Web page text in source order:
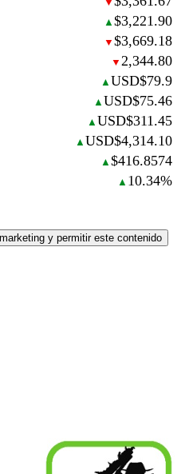
▼
▲ $3,221.90
▼ $3,669.18
▼ 2,344.80
▲ USD$79.9
▲ USD$75.46
▲ USD$311.45
▲ USD$4,314.10
▲ $416.8574
▲ 10.34%
y permitir este contenido